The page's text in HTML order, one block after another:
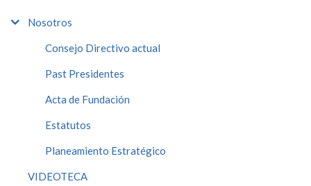
Nosotros
Consejo Directivo actual
Past Presidentes
Acta de Fundación
Estatutos
Planeamiento Estratégico
VIDEOTECA